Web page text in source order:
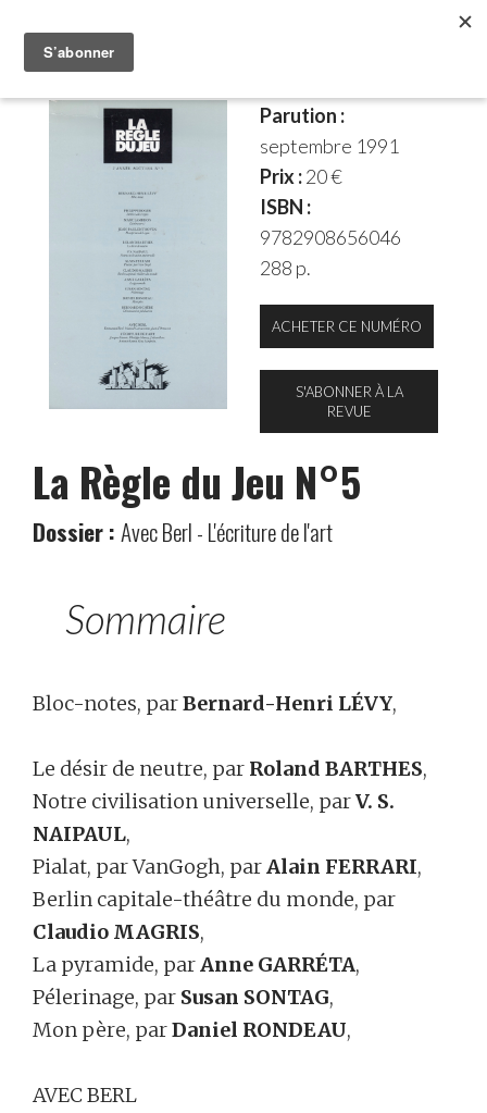
Parution :
septembre 1991
Prix :20 €
ISBN :
9782908656046
288 p.
ACHETER CE NUMÉRO
S'ABONNER À LA
REVUE
La Règle du Jeu N°5
Dossier :Avec Berl - L'écriture de l'art
Sommaire
Bloc-notes, parBernard-Henri LÉVY,
Le désir de neutre, par Roland BARTHES,
Notre civilisation universelle, parV. S.
NAIPAUL,
Pialat, par VanGogh, parAlain FERRARI,
Berlin capitale-théâtre du monde, par
Claudio MAGRIS,
La pyramide, parAnne GARRÉTA,
Pélerinage, par Susan SONTAG,
Mon père, parDaniel RONDEAU,
AVEC BERL